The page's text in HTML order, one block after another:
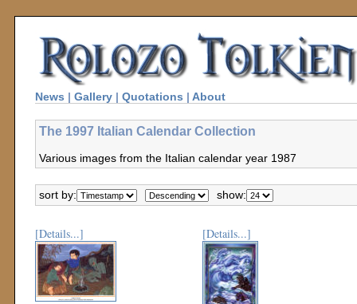
News | Gallery | Quotations | About
The 1997 Italian Calendar Collection
Various images from the Italian calendar year 1987
sort by: show:
[Details...] [Details...]